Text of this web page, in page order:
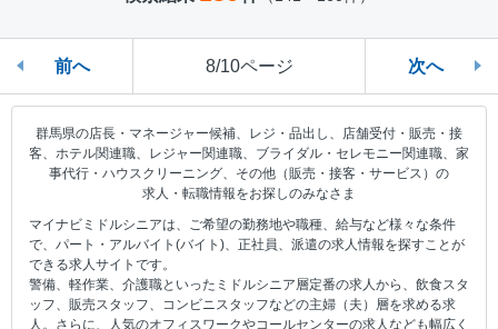
前へ 8/10ページ 次へ
群馬県の店長・マネージャー候補、レジ・品出し、店舗受付・販売・接
客、ホテル関連職、レジャー関連職、ブライダル・セレモニー関連職、家
事代行・ハウスクリーニング、その他（販売・接客・サービス）の
求人・転職情報をお探しのみなさま
マイナビミドルシニアは、ご希望の勤務地や職種、給与など様々な条件
で、パート・アルバイト(バイト)、正社員、派遣の求人情報を探すことが
できる求人サイトです。
警備、軽作業、介護職といったミドルシニア層定番の求人から、飲食スタ
ッフ、販売スタッフ、コンビニスタッフなどの主婦（夫）層を求める求
人。さらに、人気のオフィスワークやコールセンターの求人なども幅広く